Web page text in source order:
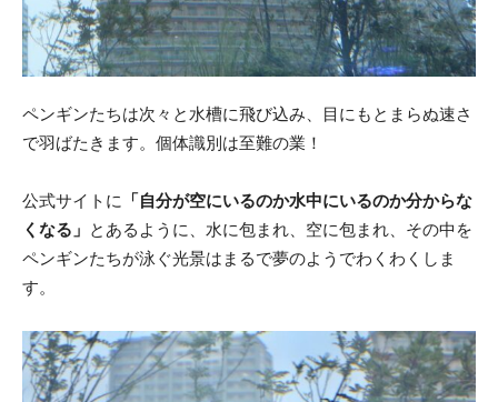
ペンギンたちは次々と水槽に飛び込み、目にもとまらぬ速さ
で羽ばたきます。個体識別は至難の業！
公式サイトに 「自分が空にいるのか水中にいるのか分からな
くなる」 とあるように、水に包まれ、空に包まれ、その中を
ペンギンたちが泳ぐ光景はまるで夢のようでわくわくしま
す。